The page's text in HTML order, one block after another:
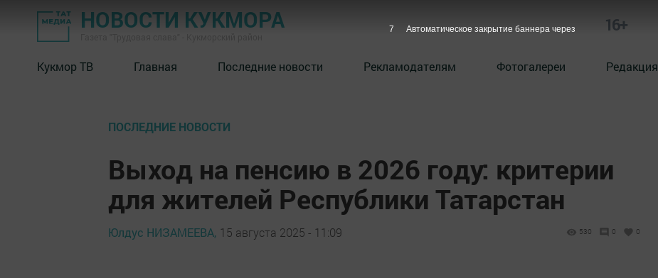
НОВОСТИ КУКМОРА 16+
Кукмор ТВ Главная Последние новости Рекламодателям Фотогалереи Редакция
ПОСЛЕДНИЕ НОВОСТИ
Выход на пенсию в 2026 году: критерии
для жителей Республики Татарстан
Юлдус НИЗАМЕЕВА, 15 августа 2025 - 11:09 530 0 0
6 Автоматическое закрытие баннера через